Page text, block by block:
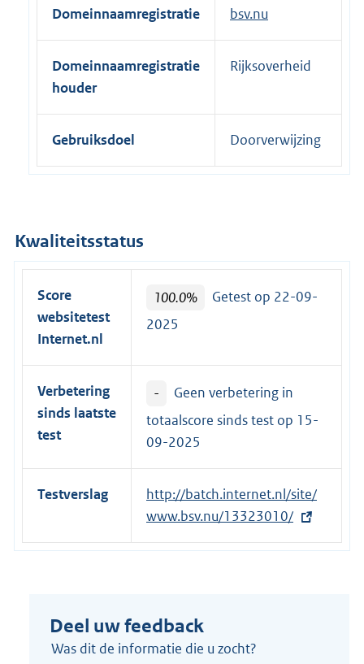
l
i
n
Domeinnaamregistratie bsv.nu
Domeinnaamregistratie
houder
Rijksoverheid
Gebruiksdoel Doorverwijzing
Kwaliteitsstatus
Score
websitetest
Internet.nl
100.0%
Getest op 22-09-
2025
Verbetering
sinds laatste
test
-
Geen verbetering in
totaalscore sinds test op 15-
09-2025
Testverslag
E
x
t
e
l
http://batch.internet.nl/site/
www.bsv.nu/13323010/
Deel uw feedback
Was dit de informatie die u zocht?